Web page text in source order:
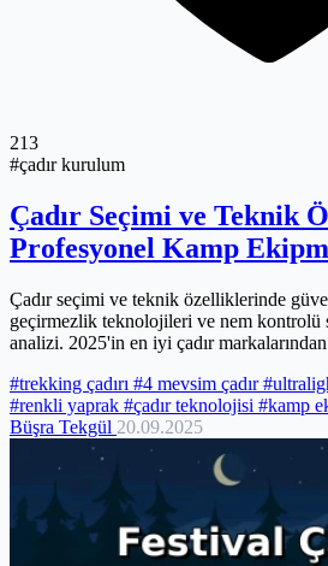
213
#çadır kurulum
Çadır Seçimi ve Teknik
Profesyonel Kamp
Çadır seçimi ve teknik özelliklerinde
geçirmezlik teknolojileri ve nem kontrolü
analizi. 2025'in en iyi çadır
#trekking çadırı #4 mevsim çadır
#renkli yaprak #çadır teknolojisi #kamp
Büşra Tekgül 20.09.2025